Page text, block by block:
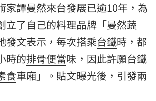
家譚曼然來台發展已逾10年，為
立了自己的料理品牌「曼然蔬
發文表示，每次搭乘台鐵時，都
時的排骨便當味，因此許願台鐵
食車廂」。貼文曝光後，引發兩